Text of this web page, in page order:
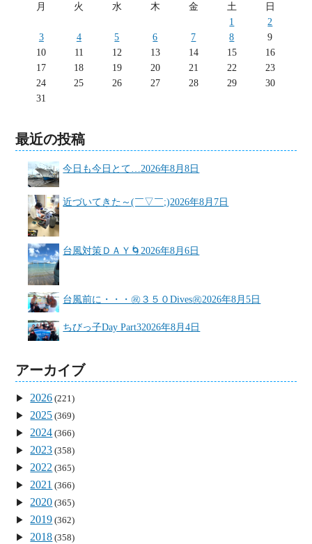
月
火 水 木 金 土
日
1
2
3
4 5 6 7 8
9
10
11 12 13 14 15
16
17
18 19 20 21 22
23
24
25 26 27 28 29
30
31
最近の投稿
今日も今日とて… 2026年8月8日
近づいてきた～(￣▽￣;)2026年8月7日
台風対策ＤＡＹ🌀 2026年8月6日
台風前に・・・㊗３５０Dives㊗2026年8月5日
ちびっ子Day Part32026年8月4日
アーカイブ
2026 (221)
2025 (369)
2024 (366)
2023 (358)
2022 (365)
2021 (366)
2020 (365)
2019 (362)
2018 (358)